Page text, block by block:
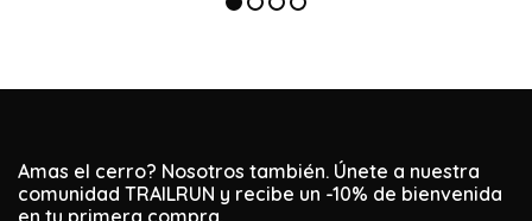
Amas el cerro? Nosotros también. Únete a nuestra
comunidad TRAILRUN y recibe un -10% de bienvenida
en tu primera compra.